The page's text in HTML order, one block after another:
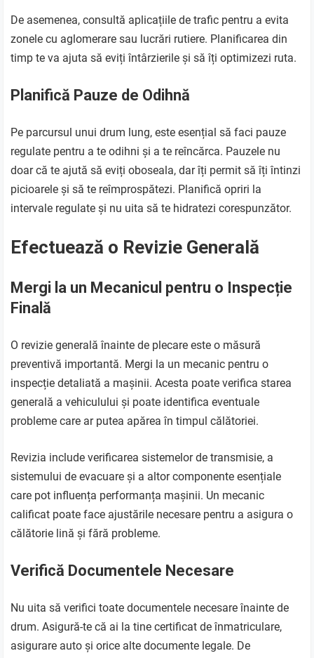
De asemenea, consultă aplicațiile de trafic pentru a evita
zonele cu aglomerare sau lucrări rutiere. Planificarea din
timp te va ajuta să eviți întârzierile și să îți optimizezi ruta.
Planifică Pauze de Odihnă
Pe parcursul unui drum lung, este esențial să faci pauze
regulate pentru a te odihni și a te reîncărca. Pauzele nu
doar că te ajută să eviți oboseala, dar îți permit să îți întinzi
picioarele și să te reîmprospătezi. Planifică opriri la
intervale regulate și nu uita să te hidratezi corespunzător.
Efectuează o Revizie Generală
Mergi la un Mecanicul pentru o Inspecție
Finală
O revizie generală înainte de plecare este o măsură
preventivă importantă. Mergi la un mecanic pentru o
inspecție detaliată a mașinii. Acesta poate verifica starea
generală a vehiculului și poate identifica eventuale
probleme care ar putea apărea în timpul călătoriei.
Revizia include verificarea sistemelor de transmisie, a
sistemului de evacuare și a altor componente esențiale
care pot influența performanța mașinii. Un mecanic
calificat poate face ajustările necesare pentru a asigura o
călătorie lină și fără probleme.
Verifică Documentele Necesare
Nu uita să verifici toate documentele necesare înainte de
drum. Asigură-te că ai la tine certificat de înmatriculare,
asigurare auto și orice alte documente legale. De